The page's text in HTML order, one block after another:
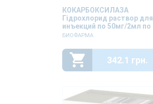
КОКАРБОКСИЛАЗА
Гідрохлорид раствор для
инъекций по 50мг/2мл по
2мл №10
БИОФАРМА
342.1 грн.